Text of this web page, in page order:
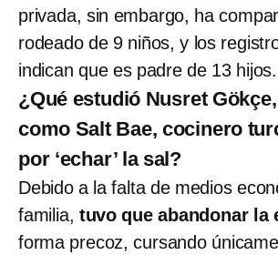
privada, sin embargo, ha
rodeado de 9 niños, y los
indican que es padre de 13 hijos.
¿Qué estudió Nusret
como Salt Bae, cocinero
por ‘echar’ la sal?
Debido a la falta de medios
familia, tuvo que abandonar la
forma precoz, cursando